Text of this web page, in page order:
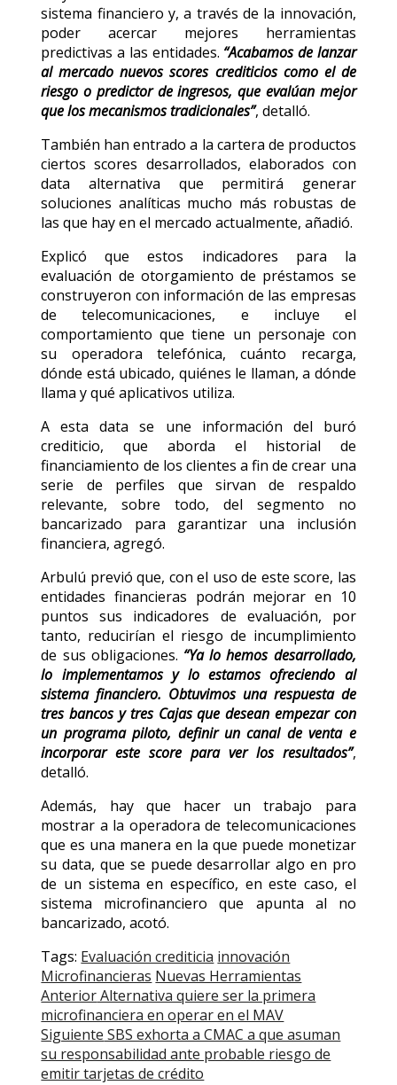
sistema financiero y, a través de la innovación,
poder acercar mejores herramientas
predictivas a las entidades. “Acabamos de lanzar
al mercado nuevos scores crediticios como el de
riesgo o predictor de ingresos, que evalúan mejor
que los mecanismos tradicionales”, detalló.
También han entrado a la cartera de productos
ciertos scores desarrollados, elaborados con
data alternativa que permitirá generar
soluciones analíticas mucho más robustas de
las que hay en el mercado actualmente, añadió.
Explicó que estos indicadores para la
evaluación de otorgamiento de préstamos se
construyeron con información de las empresas
de telecomunicaciones, e incluye el
comportamiento que tiene un personaje con
su operadora telefónica, cuánto recarga,
dónde está ubicado, quiénes le llaman, a dónde
llama y qué aplicativos utiliza.
A esta data se une información del buró
crediticio, que aborda el historial de
financiamiento de los clientes a fin de crear una
serie de perfiles que sirvan de respaldo
relevante, sobre todo, del segmento no
bancarizado para garantizar una inclusión
financiera, agregó.
Arbulú previó que, con el uso de este score, las
entidades financieras podrán mejorar en 10
puntos sus indicadores de evaluación, por
tanto, reducirían el riesgo de incumplimiento
de sus obligaciones. “Ya lo hemos desarrollado,
lo implementamos y lo estamos ofreciendo al
sistema financiero. Obtuvimos una respuesta de
tres bancos y tres Cajas que desean empezar con
un programa piloto, definir un canal de venta e
incorporar este score para ver los resultados”,
detalló.
Además, hay que hacer un trabajo para
mostrar a la operadora de telecomunicaciones
que es una manera en la que puede monetizar
su data, que se puede desarrollar algo en pro
de un sistema en específico, en este caso, el
sistema microfinanciero que apunta al no
bancarizado, acotó.
Tags: Evaluación crediticia innovación
Microfinancieras Nuevas Herramientas
Post
navigation
AnteriorAlternativa quiere ser la primera
microfinanciera en operar en el MAV
Siguiente SBS exhorta a CMAC a que asuman
su responsabilidad ante probable riesgo de
emitir tarjetas de crédito